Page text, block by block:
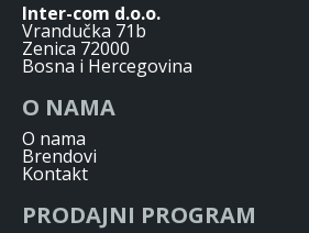
Inter-com d.o.o.
Vrandučka 71b
Zenica 72000
Bosna i Hercegovina
O NAMA
O nama
Brendovi
Kontakt
PRODAJNI PROGRAM